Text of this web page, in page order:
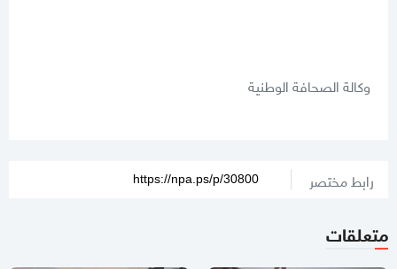
وكالة الصحافة الوطنية
رابط مختصر
متعلقات